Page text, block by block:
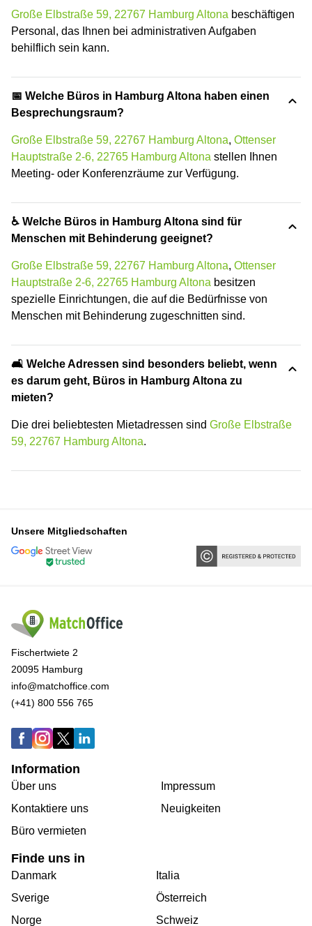
Große Elbstraße 59, 22767 Hamburg Altona beschäftigen
Personal, das Ihnen bei administrativen Aufgaben
behilflich sein kann.
📅 Welche Büros in Hamburg Altona haben einen
Besprechungsraum?
Große Elbstraße 59, 22767 Hamburg Altona, Ottenser
Hauptstraße 2-6, 22765 Hamburg Altona stellen Ihnen
Meeting- oder Konferenzräume zur Verfügung.
♿ Welche Büros in Hamburg Altona sind für
Menschen mit Behinderung geeignet?
Große Elbstraße 59, 22767 Hamburg Altona, Ottenser
Hauptstraße 2-6, 22765 Hamburg Altona besitzen
spezielle Einrichtungen, die auf die Bedürfnisse von
Menschen mit Behinderung zugeschnitten sind.
🛋️ Welche Adressen sind besonders beliebt, wenn
es darum geht, Büros in Hamburg Altona zu
mieten?
Die drei beliebtesten Mietadressen sind Große Elbstraße
59, 22767 Hamburg Altona.
Unsere Mitgliedschaften
Fischertwiete 2
20095 Hamburg
info@matchoffice.com
(+41) 800 556 765
Information
Über uns
Kontaktiere uns
Büro vermieten
Impressum
Neuigkeiten
Finde uns in
Danmark
Sverige
Norge
Italia
Österreich
Schweiz